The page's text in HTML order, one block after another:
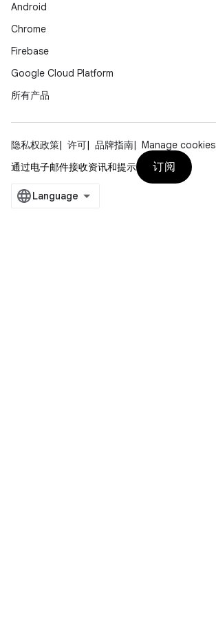
Android
Chrome
Firebase
Google Cloud Platform
所有产品
隐私权政策 许可 品牌指南
Manage cookies
通过电子邮件接收资讯和提示
订阅